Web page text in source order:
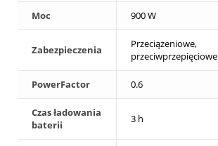
Moc 900 W
Zabezpieczenia
Przeciążeniowe,
przeciwprzepięciowe
PowerFactor 0.6
Czas ładowania
baterii
3 h